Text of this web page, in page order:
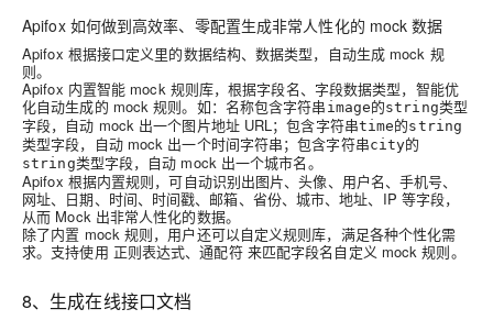
Apifox 如何做到高效率、 零配置生成非常人性化的 mock 数据
Apifox 根据接口定义里的数据结构、数据类型，自动生成 mock 规
则。
Apifox 内置智能 mock 规则库，根据字段名、字段数据类型，智能优
化自动生成的 mock 规则。如：名称包含字符串 image的string类型
字段，自动 mock 出一个图片地址 URL；包含字符串time的string
类型字段，自动 mock 出一个时间字符串；包含字符串city的
string类型字段，自动 mock 出一个城市名。
Apifox 根据内置规则，可自动识别出图片、头像、用户名、手机号、
网址、日期、时间、时间戳、邮箱、省份、城市、地址、IP 等字段，
从而 Mock 出非常人性化的数据。
除了内置 mock 规则，用户还可以自定义规则库，满足各种个性化需
求。支持使用 正则表达式、通配符来匹配字段名自定义 mock 规则。
8、生成在线接口文档